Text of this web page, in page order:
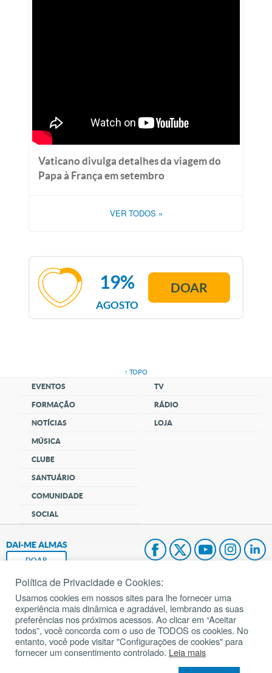
Vaticano divulga detalhes da viagem do
Papa à França em setembro
VER TODOS »
AGOSTO
19% DOAR
↑ TOPO
EVENTOS
FORMAÇÃO
NOTÍCIAS
MÚSICA
CLUBE
SANTUÁRIO
COMUNIDADE
SOCIAL
TV
RÁDIO
LOJA
DAI-ME ALMAS
DOAR
Fundação João Paulo II
Pedido de Oração
Mapa do site
Política de Privacidade e Cookies:
Usamos cookies em nossos sites para lhe fornecer uma
experiência mais dinâmica e agradável, lembrando as suas
preferências nos próximos acessos. Ao clicar em “Aceitar
todos”, você concorda com o uso de TODOS os cookies. No
entanto, você pode visitar "Configurações de cookies" para
fornecer um consentimento controlado. Leia mais